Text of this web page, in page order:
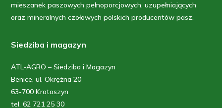
mieszanek paszowych pełnoporcjowych, uzupełniających
oraz mineralnych czołowych polskich producentów pasz.
Siedziba i magazyn
ATL-AGRO – Siedziba i Magazyn
Benice, ul. Okrężna 20
63-700 Krotoszyn
tel. 62 721 25 30